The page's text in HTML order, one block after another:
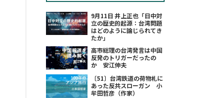
9月11日 井上正也「日中対
立の歴史的起源：台湾問題
はどのように論じられてき
たか」
高市総理の台湾発言は中国
反発のトリガーだったの
か 安江伸夫
〔51〕台湾鉄道の荷物札に
あった反共スローガン 小
牟田哲彦（作家）